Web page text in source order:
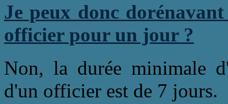
Je peux donc
officier pour un jour ?
Non, la durée minimale
d'un officier est de 7 jours.